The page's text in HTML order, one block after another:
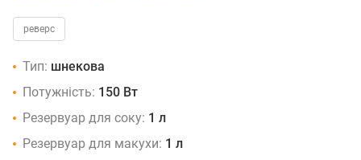
реверс
Тип: шнекова
Потужність: 150 Вт
Резервуар для соку: 1 л
Резервуар для макухи: 1 л